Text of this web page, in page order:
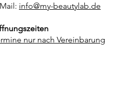
info@my-beautylab.de
nur nach Vereinbarung